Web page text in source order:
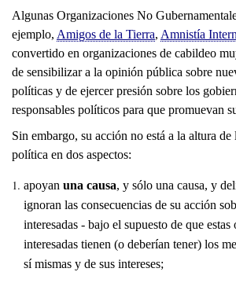
Algunas Organizaciones No
ejemplo, Amigos de la Tierra, Amnistía
convertido en organizaciones de cabildeo
de sensibilizar a la opinión pública sobre
políticas y de ejercer presión sobre los
responsables políticos para que promuevan
Sin embargo, su acción no está a la altura de
política en dos aspectos:
apoyan una causa, y sólo una causa, y
ignoran las consecuencias de su acción
interesadas - bajo el supuesto de que estas
interesadas tienen (o deberían tener) los
sí mismas y de sus intereses;